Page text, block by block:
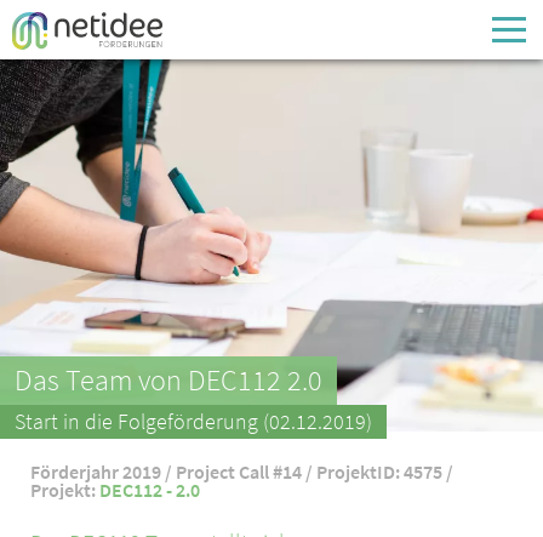
Enter your username or email address
Passwort
Passwort vergessen
Das Team von DEC112 2.0
Start in die Folgeförderung (02.12.2019)
Förderjahr 2019 / Project Call #14 / ProjektID: 4575 /
Projekt: DEC112 - 2.0